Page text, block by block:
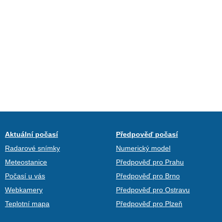
Aktuální počasí
Radarové snímky
Meteostanice
Počasí u vás
Webkamery
Teplotní mapa
Předpověď počasí
Numerický model
Předpověď pro Prahu
Předpověď pro Brno
Předpověď pro Ostravu
Předpověď pro Plzeň